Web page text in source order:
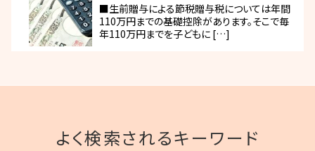
■生前贈与による節税贈与税については年間
110万円までの基礎控除があります。そこで毎
年110万円までを子どもに […]
よく検索されるキーワード